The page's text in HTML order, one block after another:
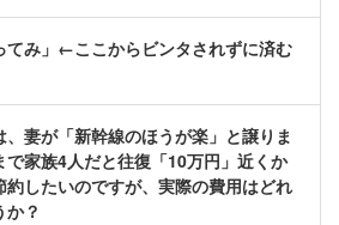
てみ」←ここからビンタされずに済む
、妻が「新幹線のほうが楽」と譲りま
家族4人だと往復「10万円」近くか
したいのですが、実際の費用はどれ
か？